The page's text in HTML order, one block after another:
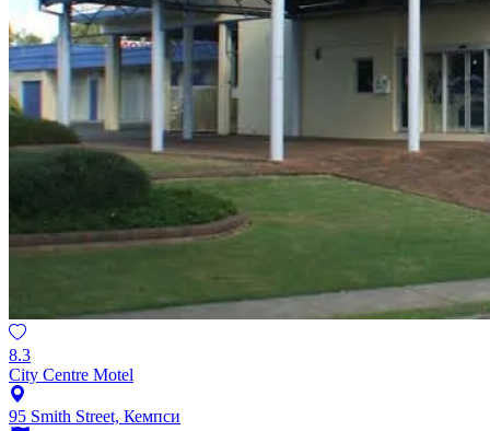
8.3
City Centre Motel
95 Smith Street, Кемпси